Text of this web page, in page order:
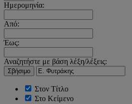
Ημερομηνία:
Από:
Έως:
Αναζητήστε με βάση λέξη/λέξεις:
Σβήσιμο
Στον Τίτλο
Στο Κείμενο